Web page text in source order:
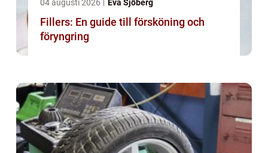
04 augusti 2026 Eva Sjöberg
Fillers: En guide till försköning och
föryngring